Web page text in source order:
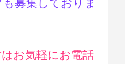
募集しておりま
お気軽にお電話